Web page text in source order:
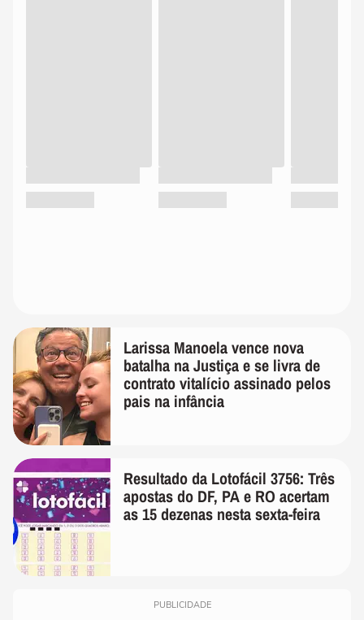
Larissa Manoela vence nova
batalha na Justiça e se livra de
contrato vitalício assinado pelos
pais na infância
Resultado da Lotofácil 3756: Três
apostas do DF, PA e RO acertam
as 15 dezenas nesta sexta-feira
PUBLICIDADE